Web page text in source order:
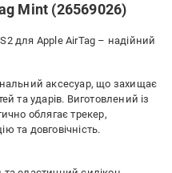
Mint (26569026)
для Apple AirTag – надійний
аксесуар, що захищає
та ударів. Виготовлений із
облягає трекер,
та довговічність.